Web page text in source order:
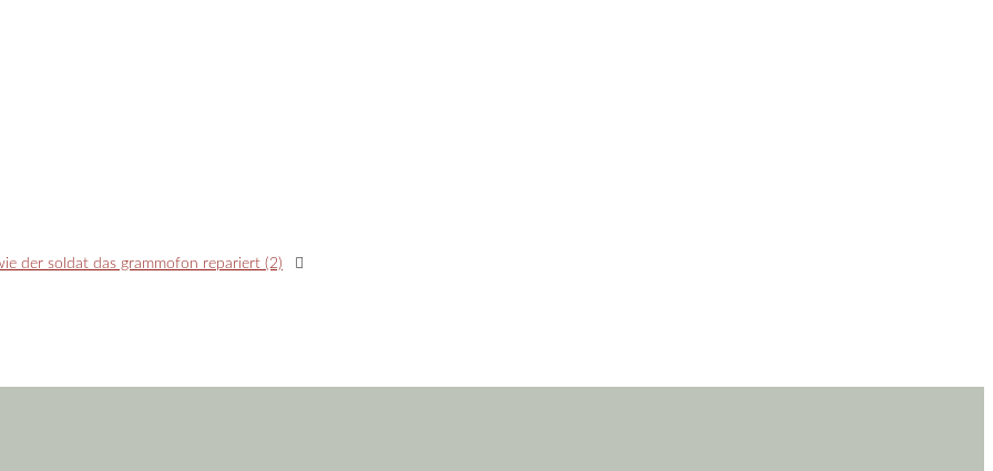
der soldat das grammofon repariert (2)